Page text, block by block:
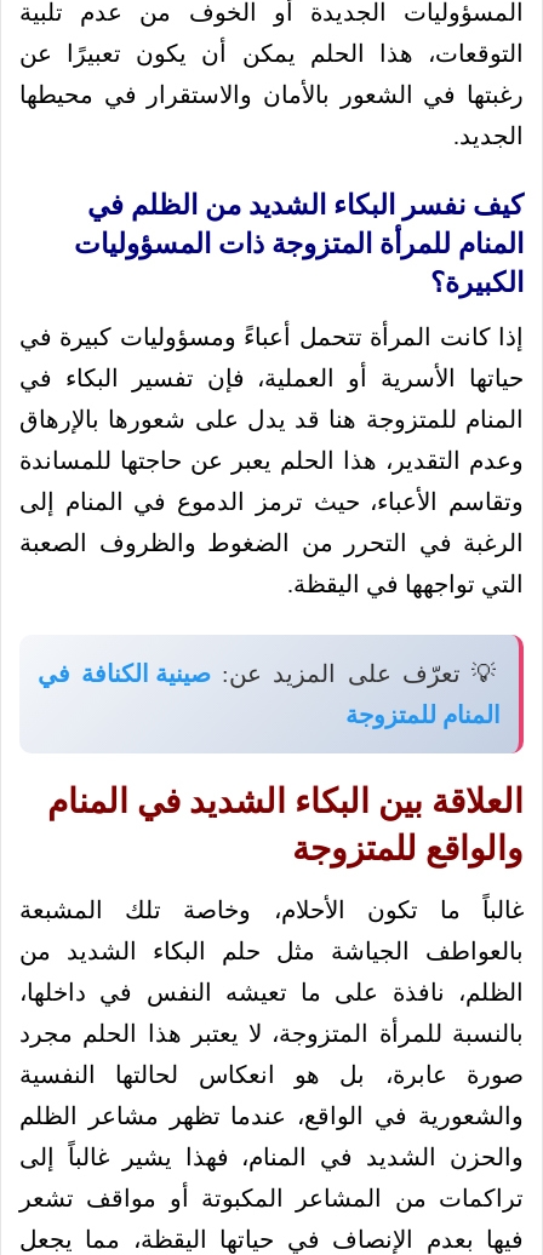
المسؤوليات الجديدة أو الخوف من عدم تلبية
التوقعات، هذا الحلم يمكن أن يكون تعبيرًا عن
رغبتها في الشعور بالأمان والاستقرار في محيطها
الجديد.
كيف نفسر البكاء الشديد من الظلم في
المنام للمرأة المتزوجة ذات المسؤوليات
الكبيرة؟
إذا كانت المرأة تتحمل أعباءً ومسؤوليات كبيرة في
حياتها الأسرية أو العملية، فإن تفسير البكاء في
المنام للمتزوجة هنا قد يدل على شعورها بالإرهاق
وعدم التقدير، هذا الحلم يعبر عن حاجتها للمساندة
وتقاسم الأعباء، حيث ترمز الدموع في المنام إلى
الرغبة في التحرر من الضغوط والظروف الصعبة
التي تواجهها في اليقظة.
💡 تعرّف على المزيد عن: صينية الكنافة في
المنام للمتزوجة
العلاقة بين البكاء الشديد في المنام
والواقع للمتزوجة
غالباً ما تكون الأحلام، وخاصة تلك المشبعة
بالعواطف الجياشة مثل حلم البكاء الشديد من
الظلم، نافذة على ما تعيشه النفس في داخلها،
بالنسبة للمرأة المتزوجة، لا يعتبر هذا الحلم مجرد
صورة عابرة، بل هو انعكاس لحالتها النفسية
والشعورية في الواقع، عندما تظهر مشاعر الظلم
والحزن الشديد في المنام، فهذا يشير غالباً إلى
تراكمات من المشاعر المكبوتة أو مواقف تشعر
فيها بعدم الإنصاف في حياتها اليقظة، مما يجعل